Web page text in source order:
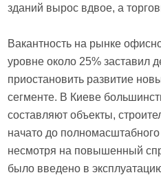
зданий вырос вдвое, а
Вакантность на рынке
уровне около 25% заставил
приостановить развитие
сегменте. В Киеве
составляют объекты,
начато до
несмотря на повышенный
было введено в